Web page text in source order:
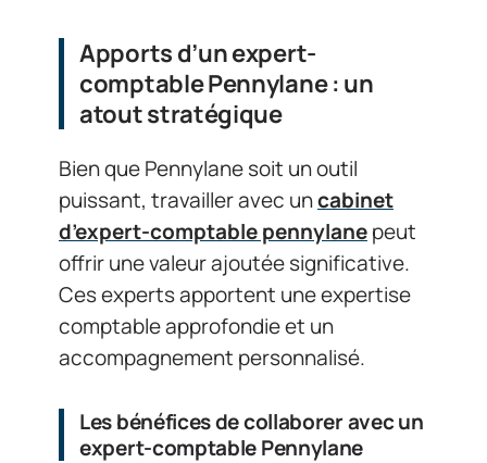
Apports d’un expert-
comptable Pennylane : un
atout stratégique
Bien que Pennylane soit un outil
puissant, travailler avec uncabinet
d’expert-comptable pennylanepeut
offrir une valeur ajoutée significative.
Ces experts apportent une expertise
comptable approfondie et un
accompagnement personnalisé.
Les bénéfices de collaborer avec un
expert-comptable Pennylane